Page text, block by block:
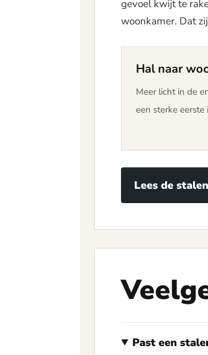
gevoel kwijt te
woonkamer. Dat
Hal naar
Meer licht in de
een sterke eerste
Lees de
Past een